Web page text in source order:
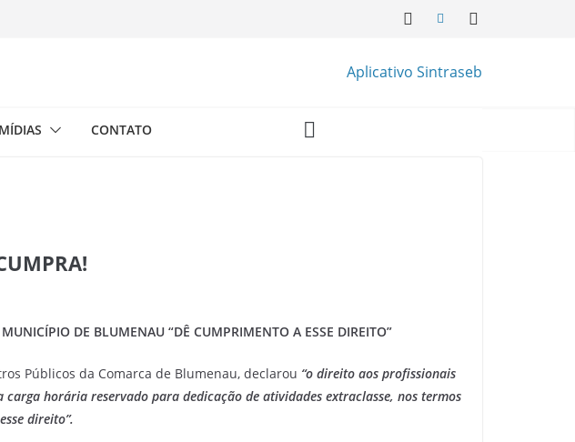
Aplicativo Sintraseb
MÍDIAS CONTATO
DE BLUMENAU “DÊ CUMPRIMENTO A ESSE DIREITO”
Públicos da Comarca de Blumenau, declarou “o direito aos profissionais
horária reservado para dedicação de atividades extraclasse, nos termos
direito”.